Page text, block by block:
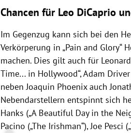
Chancen für Leo DiCaprio
Im Gegenzug kann sich bei den
Verkörperung in „Pain and Glory“
machen. Dies gilt auch für
Time... in Hollywood“, Adam
nebenJoaquin Phoenixauch
Nebendarstellern entspinnt sich
Hanks („A Beautiful Day in the
Pacino („The Irishman“),Joe Pesci